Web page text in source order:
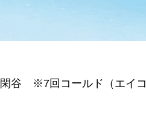
谷 ※7回コールド（エイコ